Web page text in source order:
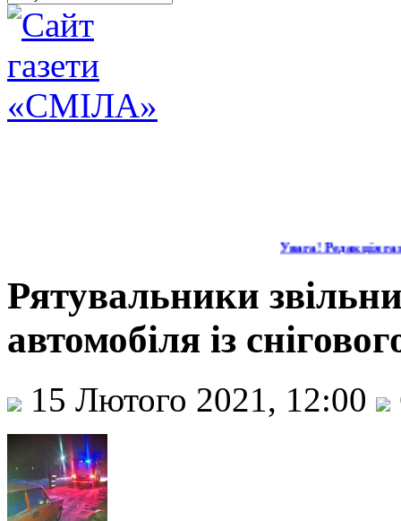
Увага! Редакція
Рятувальники
автомобіля із
15 Лютого 2021, 12:00